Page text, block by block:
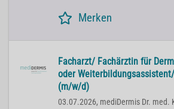
Merken
Facharzt/ Fachärztin für
oder
(m/w/d)
03.07.2026, mediDermis Dr. med.